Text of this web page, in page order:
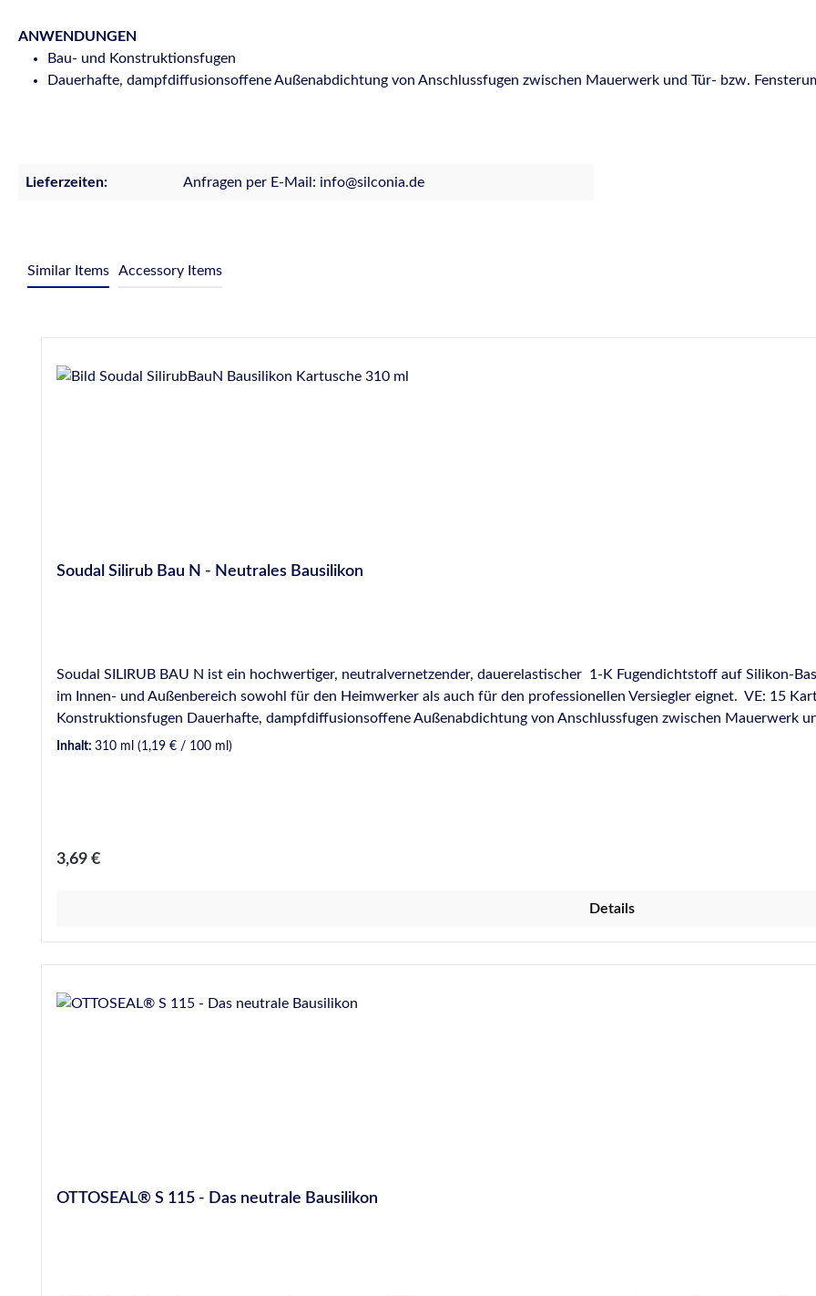
ANWENDUNGEN
Bau- und Konstruktionsfugen
Dauerhafte, dampfdiffusionsoffene Außenabdichtung von Anschlussfugen zwischen Mauerwerk und Tür- bzw.
Lieferzeiten: Anfragen per E-Mail: info@silconia.de
Similar Items Accessory Items
Soudal Silirub Bau N - Neutrales Bausilikon
Soudal SILIRUB BAU N ist ein hochwertiger, neutralvernetzender, dauerelastischer 1-K Fugendichtstoff auf Silikon-
im Innen- und Außenbereich sowohl für den Heimwerker als auch für den professionellen Versiegler eignet. VE: 15
Konstruktionsfugen Dauerhafte, dampfdiffusionsoffene Außenabdichtung von Anschlussfugen zwischen Mauerwerk
Glas-/Rahmenversiegelung in Verbindung mit beschichtetem Holz, eloxiertem Aluminium und Hart-PVC
Inhalt: 310 ml (1,19 € / 100 ml)
Regulärer Preis:
3,69 €
Details
OTTOSEAL® S 115 - Das neutrale Bausilikon